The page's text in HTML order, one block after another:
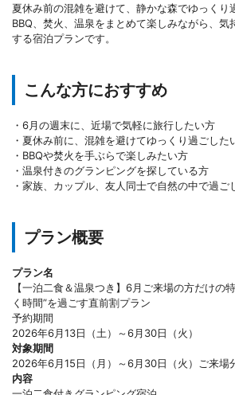
夏休み前の混雑を避けて、静かな森でゆっくり
BBQ、焚火、温泉をまとめて楽しみながら、気
する宿泊プランです。
こんな方におすすめ
・6月の週末に、近場で気軽に旅行したい方
・夏休み前に、混雑を避けてゆっくり過ごした
・BBQや焚火を手ぶらで楽しみたい方
・温泉付きのグランピングを探している方
・家族、カップル、友人同士で自然の中で過ご
プラン概要
プラン名
【一泊二食＆温泉つき】6月ご来場の方だけの
く時間”を過ごす直前割プラン
予約期間
2026年6月13日（土）～6月30日（火）
対象期間
2026年6月15日（月）～6月30日（火）ご来場
内容